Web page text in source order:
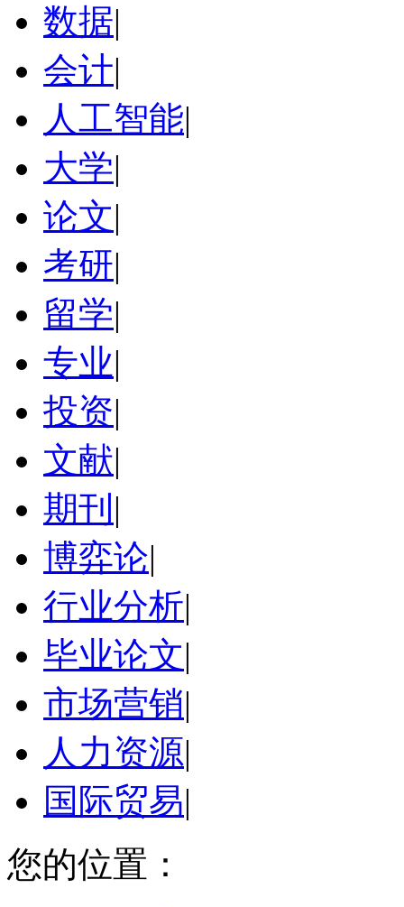
数据|
会计|
人工智能|
大学|
论文|
考研|
留学|
专业|
投资|
文献|
期刊 |
博弈论|
行业分析|
毕业论文|
市场营销|
人力资源|
国际贸易|
您的位置：